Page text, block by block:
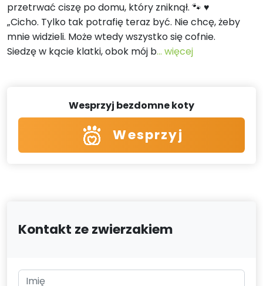
przetrwać ciszę po domu, który zniknął. 🐾 ♥️
„Cicho. Tylko tak potrafię teraz być. Nie chcę, żeby
mnie widzieli. Może wtedy wszystko się cofnie.
Siedzę w kącie klatki, obok mój b... więcej
Wesprzyj bezdomne koty
Wesprzyj
Kontakt ze zwierzakiem